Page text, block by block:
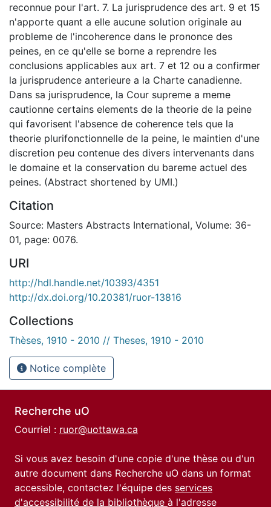
reconnue pour l'art. 7. La jurisprudence des art. 9 et 15
n'apporte quant a elle aucune solution originale au
probleme de l'incoherence dans le prononce des
peines, en ce qu'elle se borne a reprendre les
conclusions applicables aux art. 7 et 12 ou a confirmer
la jurisprudence anterieure a la Charte canadienne.
Dans sa jurisprudence, la Cour supreme a meme
cautionne certains elements de la theorie de la peine
qui favorisent l'absence de coherence tels que la
theorie plurifonctionnelle de la peine, le maintien d'une
discretion peu contenue des divers intervenants dans
le domaine et la conservation du bareme actuel des
peines. (Abstract shortened by UMI.)
Citation
Source: Masters Abstracts International, Volume: 36-
01, page: 0076.
URI
http://hdl.handle.net/10393/4351
http://dx.doi.org/10.20381/ruor-13816
Collections
Thèses, 1910 - 2010 // Theses, 1910 - 2010
Notice complète
Recherche uO
Courriel : ruor@uottawa.ca
Si vous avez besoin d'une copie d'une thèse ou d'un
autre document dans Recherche uO dans un format
accessible, contactez l'équipe des services
d'accessibilité de la bibliothèque à l'adresse